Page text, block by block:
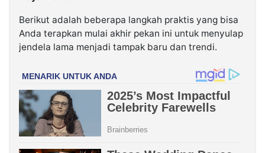
Berikut adalah beberapa langkah praktis yang bisa
Anda terapkan mulai akhir pekan ini untuk menyulap
jendela lama menjadi tampak baru dan trendi.